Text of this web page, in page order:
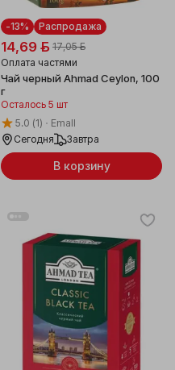
Распродажа
-13%
14,69 ƃ 17,05 ƃ
Оплата частями
Чай черный Ahmad Ceylon, 100
г
Осталось 5 шт
5.0 (1)
Emall
Сегодня
Завтра
В корзину